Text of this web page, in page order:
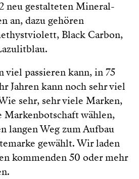
neu gestalteten Mineral-
an, dazu gehören
Black Carbon,
viel passieren kann, in 75
Jahren kann noch sehr viel
sehr, sehr viele Marken,
wählen,
langen Weg zum Aufbau
gewählt. Wir laden
kommenden 50 oder mehr